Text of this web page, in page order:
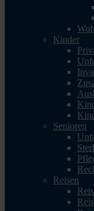
Kinder
Senioren
Reisen